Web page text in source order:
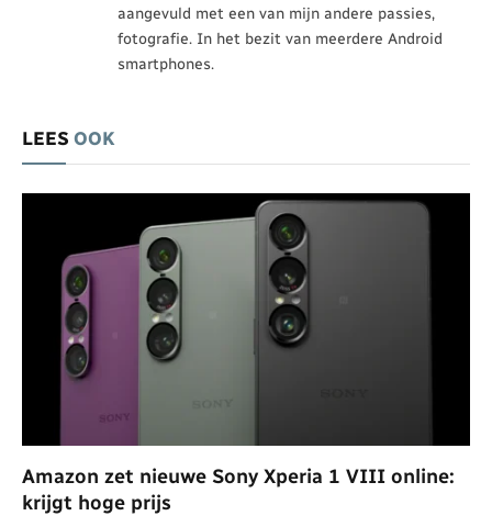
aangevuld met een van mijn andere passies,
fotografie. In het bezit van meerdere Android
smartphones.
LEES OOK
Amazon zet nieuwe Sony Xperia 1 VIII online:
krijgt hoge prijs